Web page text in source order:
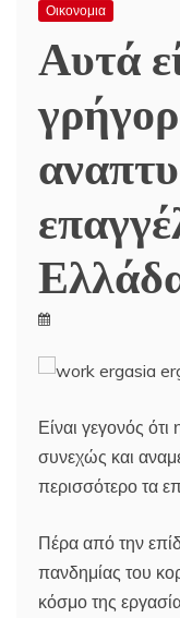
Οικονομια
Αυτά
Είναι γεγονός ότι
συνεχώς και
περισσότερο τα
Πέρα από την
πανδημίας του
κόσμο της